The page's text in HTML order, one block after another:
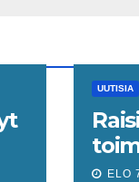
UUTISIA
ElliELO